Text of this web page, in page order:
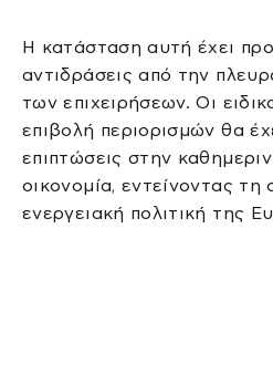
Η κατάσταση αυτή έχει
αντιδράσεις από την
των επιχειρήσεων. Οι
επιβολή περιορισμών θα
επιπτώσεις στην
οικονομία, εντείνοντας
ενεργειακή πολιτική της